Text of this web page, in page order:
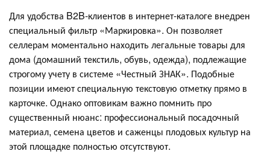
Для удобства B2B-клиентов в интернет-каталоге внедрен
специальный фильтр «Маркировка». Он позволяет
селлерам моментально находить легальные товары для
дома (домашний текстиль, обувь, одежда), подлежащие
строгому учету в системе «Честный ЗНАК». Подобные
позиции имеют специальную текстовую отметку прямо в
карточке. Однако оптовикам важно помнить про
существенный нюанс: профессиональный посадочный
материал, семена цветов и саженцы плодовых культур на
этой площадке полностью отсутствуют.